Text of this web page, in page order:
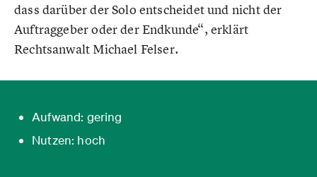
dass darüber der Solo entscheidet und nicht der
Auftraggeber oder der Endkunde“, erklärt
Rechtsanwalt Michael Felser.
Aufwand: gering
Nutzen: hoch